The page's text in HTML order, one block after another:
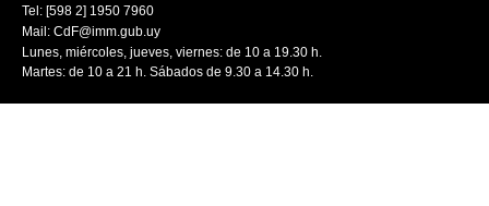
Tel: [598 2] 1950 7960
Mail: CdF@imm.gub.uy
Lunes, miércoles, jueves, viernes: de 10 a 19.30 h.
Martes: de 10 a 21 h. Sábados de 9.30 a 14.30 h.